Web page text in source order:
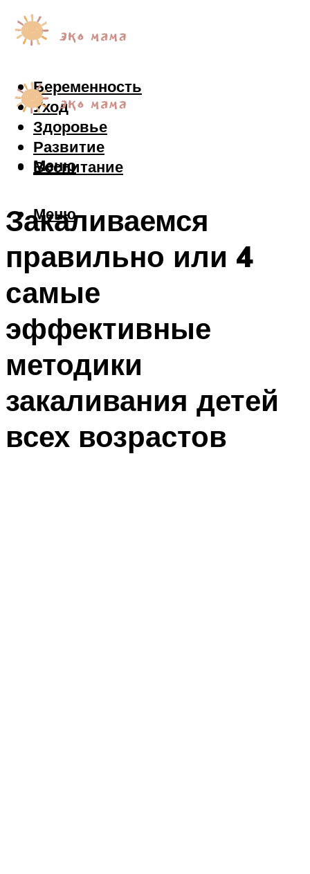
Беременность
Уход
Здоровье
Развитие
Воспитание
Меню
Меню
Закаливаемся
правильно или 4
самые
эффективные
методики
закаливания детей
всех возрастов